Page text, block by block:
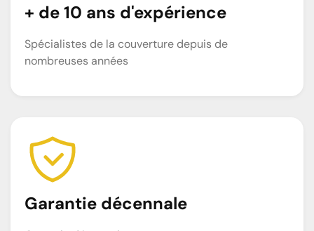
+ de 10 ans d'expérience
Spécialistes de la couverture depuis de
nombreuses années
Garantie décennale